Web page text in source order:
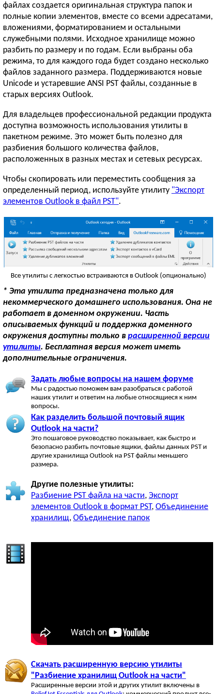
файлах создается оригинальная структура папок и
полные копии элементов, вместе со всеми адресатами,
вложениями, форматированием и остальными
служебными полями. Исходное хранилище можно
разбить по размеру и по годам. Если выбраны оба
режима, то для каждого года будет создано несколько
файлов заданного размера. Поддерживаются новые
Unicode и устаревшие ANSI PST файлы, созданные в
старых версиях Outlook.
Для владельцев профессиональной редакции продукта
доступна возможность использования утилиты в
пакетном режиме. Это может быть полезно для
разбиения большого количества файлов,
расположенных в разных местах и сетевых ресурсах.
Чтобы скопировать или переместить сообщения за
определенный период, используйте утилиту "Экспорт
элементов Outlook в файл PST".
Все утилиты с легкостью встраиваются в Outlook (опционально)
* Эта утилита предназначена только для
некоммерческого домашнего использования. Она не
работает в доменном окружении. Часть
описываемых функций и поддержка доменного
окружения доступны только в расширенной версии
утилиты. Бесплатная версия может иметь
дополнительные ограничения.
Задать любые вопросы на нашем форуме
Мы с радостью поможем вам разобраться с работой
наших утилит и ответим на любые относящиеся к ним
вопросы.
Как разделить большой почтовый ящик
Outlook на части?
Это пошаговое руководство показывает, как быстро и
безопасно разбить почтовые ящики, файлы данных PST и
другие хранилища Outlook на PST файлы меньшего
размера.
Другие полезные утилиты:
Разбиение PST файла на части, Экспорт
элементов Outlook в формат PST, Объединение
хранилищ, Объединение папок
Скачать расширенную версию утилиты
"Разбиение хранилищ Outlook на части"
Расширенные версии этой и других утилит включены в